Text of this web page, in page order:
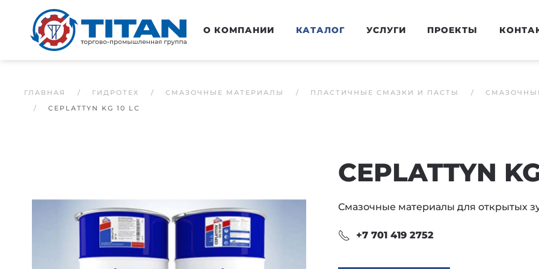
Перейти к основному содержанию О КОМПАНИИ КАТАЛОГ УСЛУГИ ПРОЕКТЫ
ГЛАВНАЯ ГИДРОТЕХ СМАЗОЧНЫЕ МАТЕРИАЛЫ ПЛАСТИЧНЫЕ СМАЗКИ И ПАСТЫ
CEPLATTYN KG 10 LC
CEPLATTYN
Смазочные материалы для открытых
+7 701 419 2752